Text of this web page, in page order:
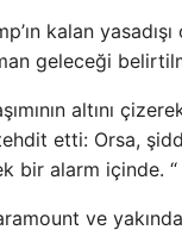
kalan
geleceği
altını
etti: Orsa,
bir alarm içinde. “
ve